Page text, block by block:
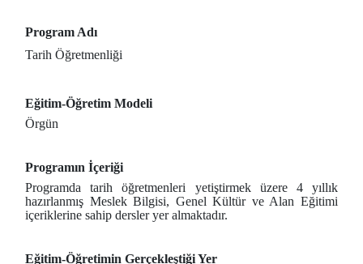
Program Adı
Tarih Öğretmenliği
Eğitim-Öğretim Modeli
Örgün
Programın İçeriği
Programda tarih öğretmenleri yetiştirmek üzere 4 yıllık
hazırlanmış Meslek Bilgisi, Genel Kültür ve Alan Eğitimi
içeriklerine sahip dersler yer almaktadır.
Eğitim-Öğretimin Gerçekleştiği Yer